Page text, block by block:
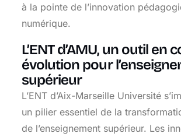
à la pointe de l’innovation
numérique.
L’ENT d’AMU, un outil en
évolution pour
supérieur
L’ENT d’Aix-Marseille Université
un pilier essentiel de la
de l’enseignement supérieur. Les